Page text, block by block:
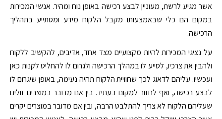
אשר מגיע לרשת, מעוניין לבצע רכישה באופן נוח ומהיר. אנשי המכירות
במקום הם כלי שבאמצעותו מקבל הלקוח מידע ומסתייע בתהליך
הרכישה.
על נציגי המכירות להיות מקצועיים מצד אחד, אדיבים, להקשיב ללקוח
ולהבין את צרכיו, לסייע לו במהלך הרכישה ולגרום לו להחליט לקנות כאן
ועכשיו. עליהם לדאוג לכך שחוויית הלקוח תהיה נעימה, באופן שיגרום לו
לבצע רכישה, ואף לחזור למקום בעתיד. בין אם מדובר במוצרים זולים
שעליהם הלקוח לא צריך להתלבט הרבה, ובין אם מדובר במוצרים יקרים